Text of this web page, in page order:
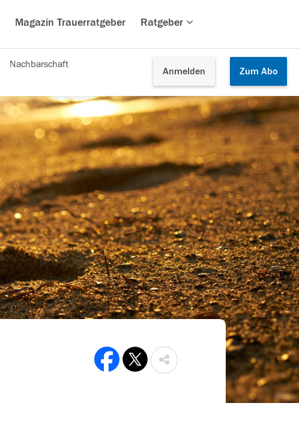
Magazin Trauerratgeber Ratgeber
Anmelden Zum Abo
Nachbarschaft